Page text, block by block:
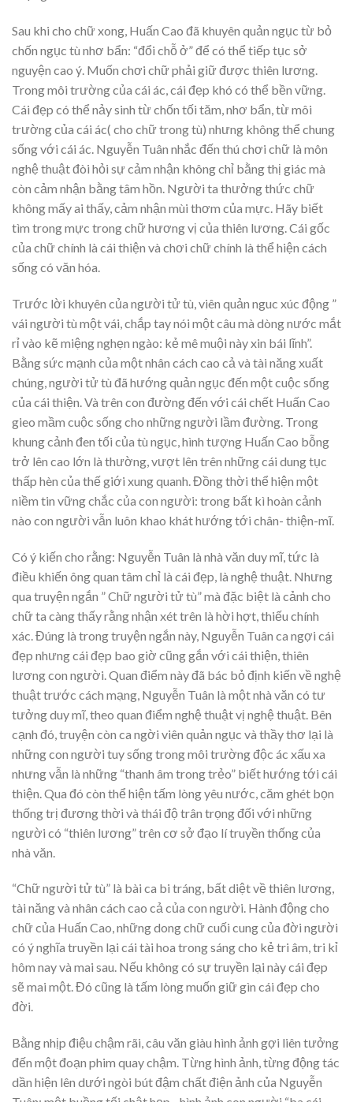
Sau khi cho chữ xong, Huấn Cao đã khuyên quản ngục từ bỏ
chốn ngục tù nhơ bẩn: “đổi chỗ ở” để có thể tiếp tục sở
nguyện cao ý. Muốn chơi chữ phải giữ được thiên lương.
Trong môi trường của cái ác, cái đẹp khó có thể bền vững.
Cái đẹp có thể nảy sinh từ chốn tối tăm, nhơ bẩn, từ môi
trường của cái ác( cho chữ trong tù) nhưng không thể chung
sống với cái ác. Nguyễn Tuân nhắc đến thú chơi chữ là môn
nghệ thuật đòi hỏi sự cảm nhận không chỉ bằng thị giác mà
còn cảm nhận bằng tâm hồn. Người ta thưởng thức chữ
không mấy ai thấy, cảm nhận mùi thơm của mực. Hãy biết
tìm trong mực trong chữ hương vị của thiên lương. Cái gốc
của chữ chính là cái thiện và chơi chữ chính là thể hiện cách
sống có văn hóa.
Trước lời khuyên của người tử tù, viên quản nguc xúc động ”
vái người tù một vái, chắp tay nói một câu mà dòng nước mắt
rỉ vào kẽ miệng nghẹn ngào: kẻ mê muội này xin bái lĩnh”.
Bằng sức mạnh của một nhân cách cao cả và tài năng xuất
chúng, người tử tù đã hướng quản ngục đến một cuộc sống
của cái thiện. Và trên con đường đến với cái chết Huấn Cao
gieo mầm cuộc sống cho những người lầm đường. Trong
khung cảnh đen tối của tù ngục, hình tượng Huấn Cao bỗng
trở lên cao lớn là thường, vượt lên trên những cái dung tục
thấp hèn của thế giới xung quanh. Đồng thời thể hiện một
niềm tin vững chắc của con người: trong bất kì hoàn cảnh
nào con người vẫn luôn khao khát hướng tới chân- thiện-mĩ.
Có ý kiến cho rằng: Nguyễn Tuân là nhà văn duy mĩ, tức là
điều khiến ông quan tâm chỉ là cái đẹp, là nghệ thuật. Nhưng
qua truyện ngắn ” Chữ người tử tù” mà đặc biệt là cảnh cho
chữ ta càng thấy rằng nhận xét trên là hời hợt, thiếu chính
xác. Đúng là trong truyện ngắn này, Nguyễn Tuân ca ngợi cái
đẹp nhưng cái đẹp bao giờ cũng gắn với cái thiện, thiên
lương con người. Quan điểm này đã bác bỏ định kiến về nghệ
thuật trước cách mạng, Nguyễn Tuân là một nhà văn có tư
tưởng duy mĩ, theo quan điểm nghệ thuật vị nghệ thuật. Bên
cạnh đó, truyện còn ca ngời viên quản ngục và thầy thơ lại là
những con người tuy sống trong môi trường độc ác xấu xa
nhưng vẫn là những “thanh âm trong trẻo” biết hướng tới cái
thiện. Qua đó còn thể hiện tấm lòng yêu nước, căm ghét bọn
thống trị đương thời và thái độ trân trọng đối với những
người có “thiên lương” trên cơ sở đạo lí truyền thống của
nhà văn.
“Chữ người tử tù” là bài ca bi tráng, bất diệt về thiên lương,
tài năng và nhân cách cao cả của con người. Hành động cho
chữ của Huấn Cao, những dong chữ cuối cung của đời người
có ý nghĩa truyền lại cái tài hoa trong sáng cho kẻ tri âm, tri kỉ
hôm nay và mai sau. Nếu không có sự truyền lại này cái đẹp
sẽ mai một. Đó cũng là tấm lòng muốn giữ gìn cái đẹp cho
đời.
Bằng nhịp điệu chậm rãi, câu văn giàu hình ảnh gợi liên tưởng
đến một đoạn phim quay chậm. Từng hình ảnh, từng động tác
dần hiện lên dưới ngòi bút đậm chất điện ảnh của Nguyễn